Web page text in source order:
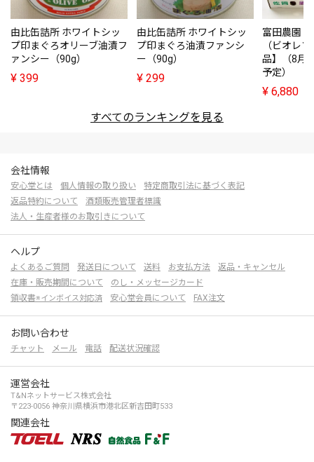
由比缶詰所 ホワイトシッ
プ印まぐろオリーブ油漬フ
ァンシー（90g）
¥ 399
由比缶詰所 ホワイトシッ
プ印まぐろ油漬ファンシ
ー（90g）
¥ 299
富田農園
（ビオレ
品】（8月
予定）
¥ 6,880
すべてのランキングを見る
会社情報
安心堂とは 個人情報の取り扱い
特定商取引法に基づく表記
返品特約について
酒類販売管理者標識
法人・生産者様のお取引きについて
ヘルプ
よくあるご質問 発送日について 送料 お支払方法
返品・キャンセル
在庫・販売期間について
のし・メッセージカード
領収書※インボイス対応済 安心堂会員について FAX注文
お問い合わせ
チャット メール 電話 配送状況確認
運営会社
T&Nネットサービス株式会社
〒223-0056 神奈川県横浜市港北区新吉田町533
関連会社